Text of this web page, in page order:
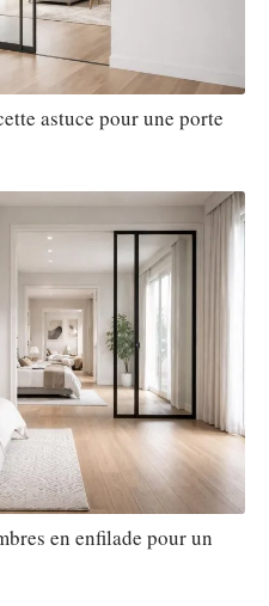
astuce pour une porte
en enfilade pour un